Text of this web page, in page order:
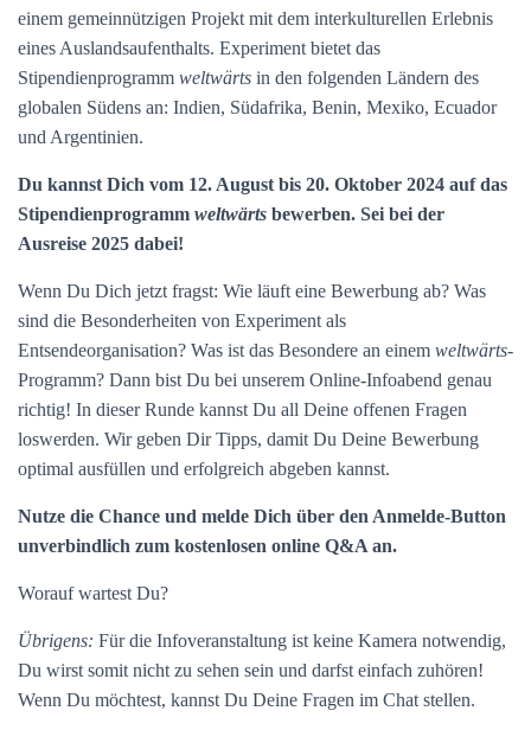
N
einem gemeinnützigen Projekt mit dem interkulturellen Erlebnis
eines Auslandsaufenthalts. Experiment bietet das
Stipendienprogramm weltwärts in den folgenden Ländern des
globalen Südens an: Indien, Südafrika, Benin, Mexiko, Ecuador
und Argentinien.
Du kannst Dich vom 12. August bis 20. Oktober 2024 auf das
Stipendienprogramm weltwärts bewerben. Sei bei der
Ausreise 2025 dabei!
Wenn Du Dich jetzt fragst: Wie läuft eine Bewerbung ab? Was
sind die Besonderheiten von Experiment als
Entsendeorganisation? Was ist das Besondere an einem weltwärts-
Programm? Dann bist Du bei unserem Online-Infoabend genau
richtig! In dieser Runde kannst Du all Deine offenen Fragen
loswerden. Wir geben Dir Tipps, damit Du Deine Bewerbung
optimal ausfüllen und erfolgreich abgeben kannst.
Nutze die Chance und melde Dich über den Anmelde-Button
unverbindlich zum kostenlosen online Q&A an.
Worauf wartest Du?
Übrigens: Für die Infoveranstaltung ist keine Kamera notwendig,
Du wirst somit nicht zu sehen sein und darfst einfach zuhören!
Wenn Du möchtest, kannst Du Deine Fragen im Chat stellen.